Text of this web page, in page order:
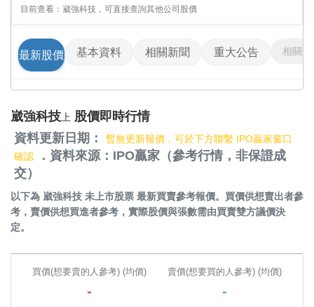
目前查看：崴強科技，可直接查詢其他公司股價
最新股價 基本資料 相關新聞 重大公告 相關影
崴強科技 上 股價即時行情
資料更新日期：
暫無更新報價，可於下方聯繫 IPO贏家窗口
確認
．資料來源：IPO贏家（參考行情，非保證成
交）
以下為 崴強科技 未上市股票 最新買賣參考報價。買價供想賣出者參
考，賣價供想買進者參考，實際股價與張數需由買賣雙方議價決
定。
買價(想要賣的人參考) (均價)
-
賣價(想要買的人參考) (均價)
-